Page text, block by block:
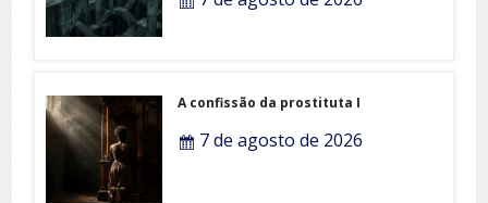
A confissão da prostituta I
7 de agosto de 2026